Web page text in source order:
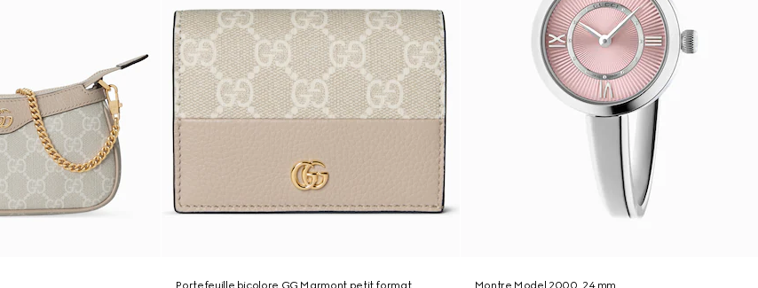
Portefeuille bicolore GG Marmont petit format
Montre Model 2000, 24 mm